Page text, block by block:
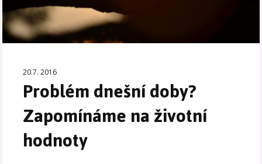
20.7. 2016
Problém dnešní doby?
Zapomínáme na životní
hodnoty